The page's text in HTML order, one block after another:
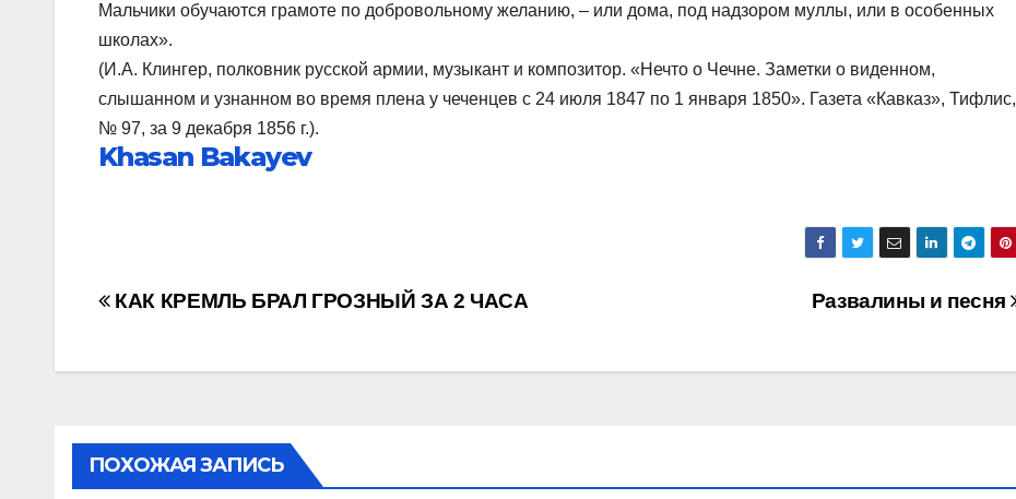
Мальчики обучаются грамоте по добровольному желанию, – или дома, под надзором муллы, или в особенных
школах».
(И.А. Клингер, полковник русской армии, музыкант и композитор. «Нечто о Чечне. Заметки о виденном,
слышанном и узнанном во время плена у чеченцев с 24 июля 1847 по 1 января 1850». Газета «Кавказ», Тифлис,
№ 97, за 9 декабря 1856 г.).
Khasan Bakayev
Навигация
записям
Развалины и песня
КАК КРЕМЛЬ БРАЛ ГРОЗНЫЙ ЗА 2 ЧАСА
ПОХОЖАЯ ЗАПИСЬ